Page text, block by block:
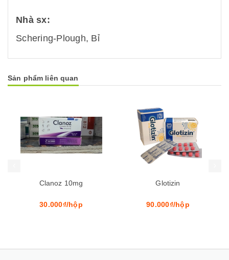
Nhà sx:
Schering-Plough, Bỉ
Sản phẩm liên quan
Clanoz 10mg
30.000₫/hộp
Glotizin
90.000₫/hộp
Mua hàng